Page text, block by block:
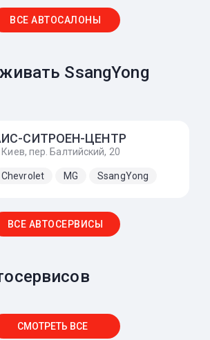
ВСЕ АВТОСАЛОНЫ
SsangYong
СИТРОЕН-ЦЕНТР
Киев, пер. Балтийский, 20
Chevrolet MG SsangYong
ВСЕ АВТОСЕРВИСЫ
СМОТРЕТЬ ВСЕ